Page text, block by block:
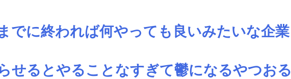
でに終われば何やっても良いみたいな企業
せるとやることなすぎて鬱になるやつおる